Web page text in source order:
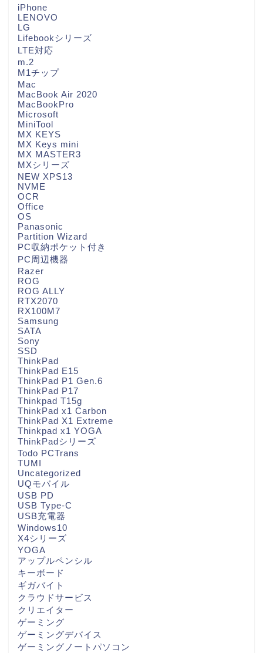
iPhone
LENOVO
LG
Lifebookシリーズ
LTE対応
m.2
M1チップ
Mac
MacBook Air 2020
MacBookPro
Microsoft
MiniTool
MX KEYS
MX Keys mini
MX MASTER3
MXシリーズ
NEW XPS13
NVME
OCR
Office
OS
Panasonic
Partition Wizard
PC収納ポケット付き
PC周辺機器
Razer
ROG
ROG ALLY
RTX2070
RX100M7
Samsung
SATA
Sony
SSD
ThinkPad
ThinkPad E15
ThinkPad P1 Gen.6
ThinkPad P17
Thinkpad T15g
ThinkPad x1 Carbon
ThinkPad X1 Extreme
Thinkpad x1 YOGA
ThinkPadシリーズ
Todo PCTrans
TUMI
Uncategorized
UQモバイル
USB PD
USB Type-C
USB充電器
Windows10
X4シリーズ
YOGA
アップルペンシル
キーボード
ギガバイト
クラウドサービス
クリエイター
ゲーミング
ゲーミングデバイス
ゲーミングノートパソコン